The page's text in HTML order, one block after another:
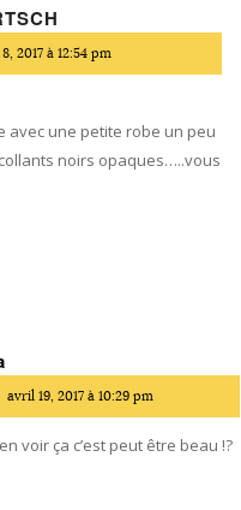
2017 à 12:54 pm
avec une petite robe un peu
noirs opaques…..vous
avril 19, 2017 à 10:29 pm
voir ça c’est peut être beau !?